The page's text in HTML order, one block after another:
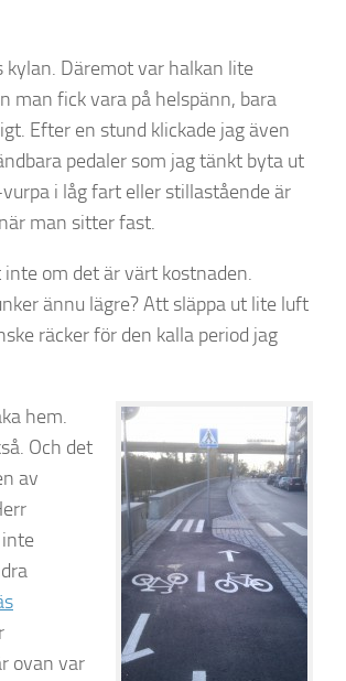
Däremot var halkan lite
man fick vara på helspänn, bara
Efter en stund klickade jag även
pedaler som jag tänkt byta ut
i låg fart eller stillastående är
man sitter fast.
om det är värt kostnaden.
ännu lägre? Att släppa ut lite luft
räcker för den kalla period jag
hem.
Och det
av
ovan var